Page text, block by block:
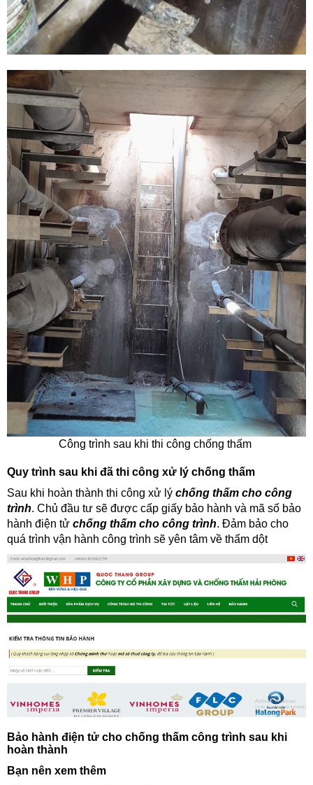
Công trình sau khi thi công chống thấm
Quy trình sau khi đã thi công xử lý chống thấm
Sau khi hoàn thành thi công xử lý chống thấm cho công
trình. Chủ đầu tư sẽ được cấp giấy bảo hành và mã số bảo
hành điện tử chống thấm cho công trình. Đảm bảo cho
quá trình vận hành công trình sẽ yên tâm về thấm dột
Bảo hành điện tử cho chống thấm công trình sau khi
hoàn thành
Bạn nên xem thêm